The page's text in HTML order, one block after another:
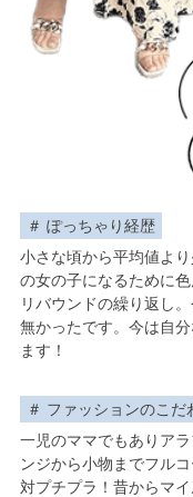
ぽっちゃり経歴
小さな頃から平均値よ
の女の子になるために
リバウンドの繰り返し
無かったです。今は自
ます！
ファッションのこだ
一児のママでもありア
ンジから小物までフル
対プチプラ！昔からマ